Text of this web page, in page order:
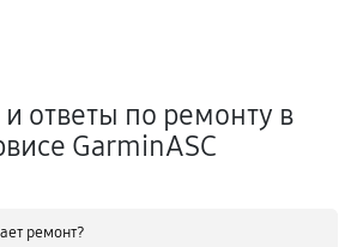
ответы по ремонту в
GarminASC
ремонт?